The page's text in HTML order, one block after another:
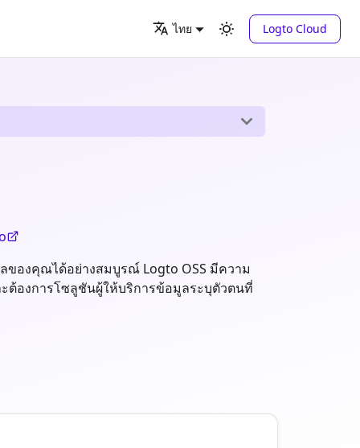
ไทย Logto Cloud
ของคุณได้อย่างสมบูรณ์ Logto OSS มีความ
ต้องการโซลูชันผู้ให้บริการข้อมูลระบุตัวตนที่